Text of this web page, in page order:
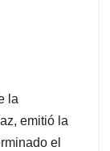
la
emitió la
el